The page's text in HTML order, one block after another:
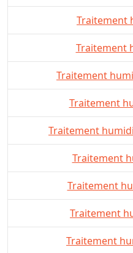
Traitement
Traitement
Traitement
Traitement
Traitement
Traitement
Traitement
Traitement
Traitement